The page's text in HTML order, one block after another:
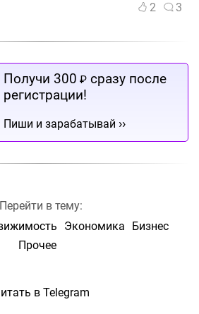
2 3
Получи 300 ₽ сразу после
регистрации!
Пиши и зарабатывай ››
Перейти в тему:
Экономика
Бизнес
Прочее
в Telegram